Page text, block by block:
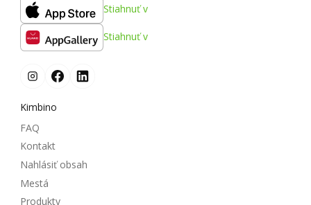
Stiahnuť v
Stiahnuť v
Kimbino
FAQ
Kontakt
Nahlásiť obsah
Mestá
Produkty